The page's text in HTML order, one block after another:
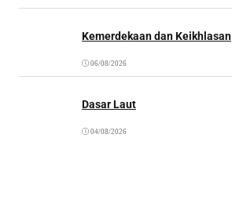
Kemerdekaan dan Keikhlasan
06/08/2026
Dasar Laut
04/08/2026